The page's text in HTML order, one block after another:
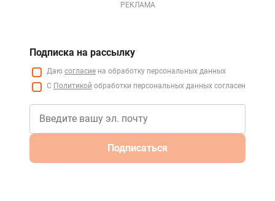
РЕКЛАМА
Подписка на рассылку
Даю согласие на обработку персональных данных
С Политикой обработки персональных данных согласен
Подписаться